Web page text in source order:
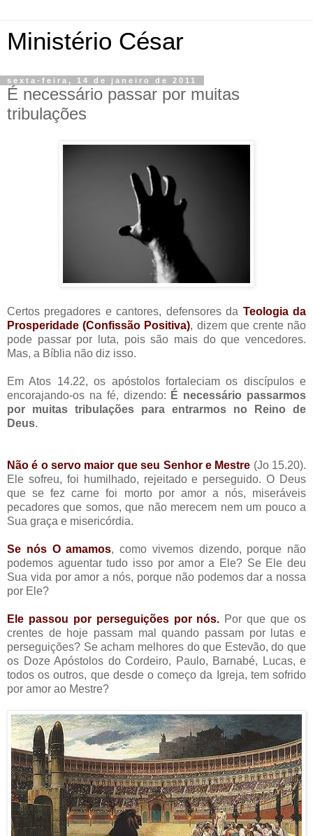
Ministério César
sexta-feira, 14 de janeiro de 2011
É necessário passar por muitas
tribulações
Certos pregadores e cantores, defensores da Teologia da
Prosperidade (Confissão Positiva), dizem que crente não
pode passar por luta, pois são mais do que vencedores.
Mas, a Bíblia não diz isso.
Em Atos 14.22, os apóstolos fortaleciam os discípulos e
encorajando-os na fé, dizendo: É necessário passarmos
por muitas tribulações para entrarmos no Reino de
Deus.
Não é o servo maior que seu Senhor e Mestre (Jo 15.20).
Ele sofreu, foi humilhado, rejeitado e perseguido. O Deus
que se fez carne foi morto por amor a nós, miseráveis
pecadores que somos, que não merecem nem um pouco a
Sua graça e misericórdia.
Se nós O amamos, como vivemos dizendo, porque não
podemos aguentar tudo isso por amor a Ele? Se Ele deu
Sua vida por amor a nós, porque não podemos dar a nossa
por Ele?
Ele passou por perseguições por nós. Por que que os
crentes de hoje passam mal quando passam por lutas e
perseguições? Se acham melhores do que Estevão, do que
os Doze Apóstolos do Cordeiro, Paulo, Barnabé, Lucas, e
todos os outros, que desde o começo da Igreja, tem sofrido
por amor ao Mestre?